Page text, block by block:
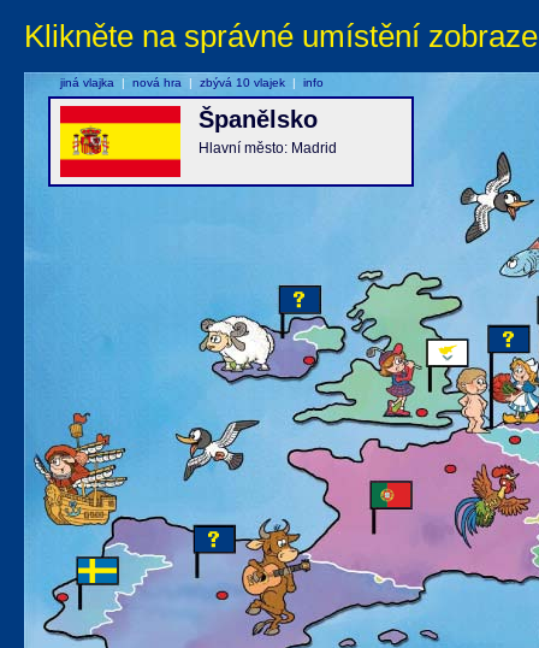
Klikněte na správné umístění
Španělsko
Hlavní město: Madrid
jiná vlajka | nová hra | zbývá 10 vlajek | info